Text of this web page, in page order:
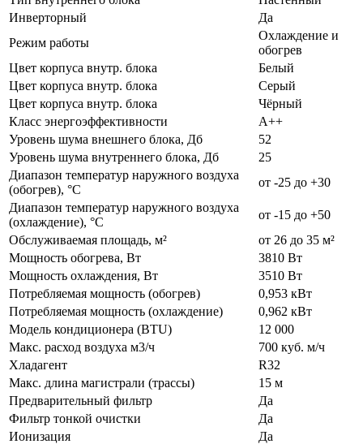
Инверторный
Да
Режим работы
Охлаждение и
обогрев
Цвет корпуса внутр. блока
Белый
Цвет корпуса внутр. блока
Серый
Цвет корпуса внутр. блока
Чёрный
Класс энергоэффективности
А++
Уровень шума внешнего блока, Дб
52
Уровень шума внутреннего блока, Дб
25
Диапазон температур наружного воздуха
(обогрев), °C
от -25 до +30
Диапазон температур наружного воздуха
(охлаждение), °C
от -15 до +50
Обслуживаемая площадь, м²
от 26 до 35 м²
Мощность обогрева, Вт
3810 Вт
Мощность охлаждения, Вт
3510 Вт
Потребляемая мощность (обогрев)
0,953 кВт
Потребляемая мощность (охлаждение)
0,962 кВт
Модель кондиционера (BTU)
12 000
Макс. расход воздуха м3/ч
700 куб. м/ч
Хладагент
R32
Макс. длина магистрали (трассы)
15 м
Предварительный фильтр
Да
Фильтр тонкой очистки
Да
Ионизация
Да